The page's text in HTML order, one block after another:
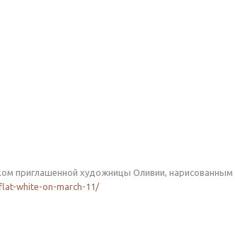
приглашенной художницы Оливии,
white-on-march-11/